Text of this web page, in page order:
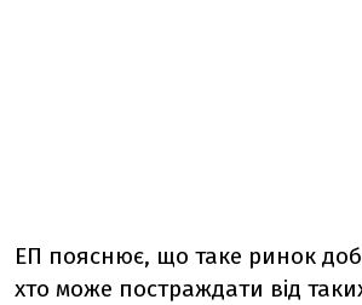
ЕП пояснює, що таке ринок
хто може постраждати від таких